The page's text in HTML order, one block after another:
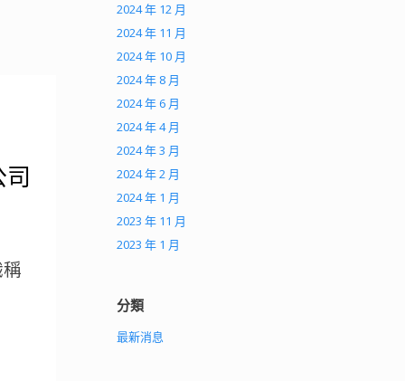
2024 年 12 月
2024 年 11 月
2024 年 10 月
2024 年 8 月
2024 年 6 月
2024 年 4 月
2024 年 3 月
2024 年 2 月
2024 年 1 月
2023 年 11 月
2023 年 1 月
分類
最新消息